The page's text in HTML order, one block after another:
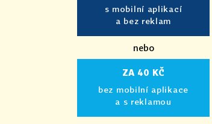
s mobilní aplikací
a bez reklam
nebo
ZA 40 KČ
bez mobilní aplikace
a s reklamou